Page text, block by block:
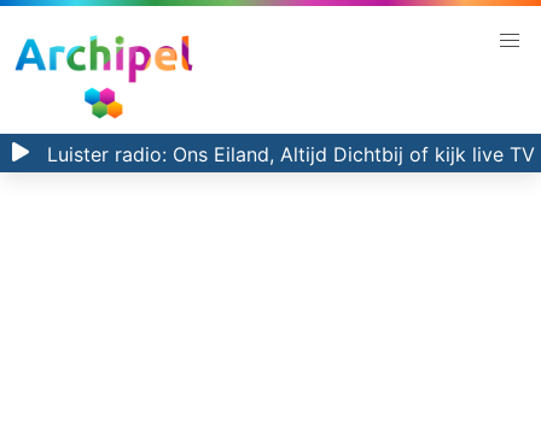
Luister radio: Ons Eiland, Altijd Dichtbij of kijk live TV